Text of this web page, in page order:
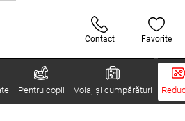
Contact Favorite
Pentru copii Voiaj și cumpărături